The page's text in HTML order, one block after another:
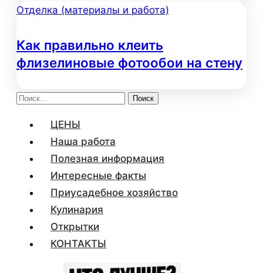
Отделка (материалы и работа)
Как правильно клеить
флизелиновые фотообои на стену
Найти:
ЦЕНЫ
Наша работа
Полезная информация
Интересные факты
Приусадебное хозяйство
Кулинария
Открытки
КОНТАКТЫ